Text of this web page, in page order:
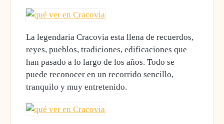
La legendaria Cracovia esta llena de recuerdos,
reyes, pueblos, tradiciones, edificaciones que
han pasado a lo largo de los años. Todo se
puede reconocer en un recorrido sencillo,
tranquilo y muy entretenido.